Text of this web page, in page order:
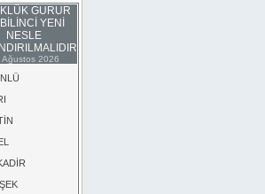
GURUR
YENİ
NESLE
Ağustos 2026